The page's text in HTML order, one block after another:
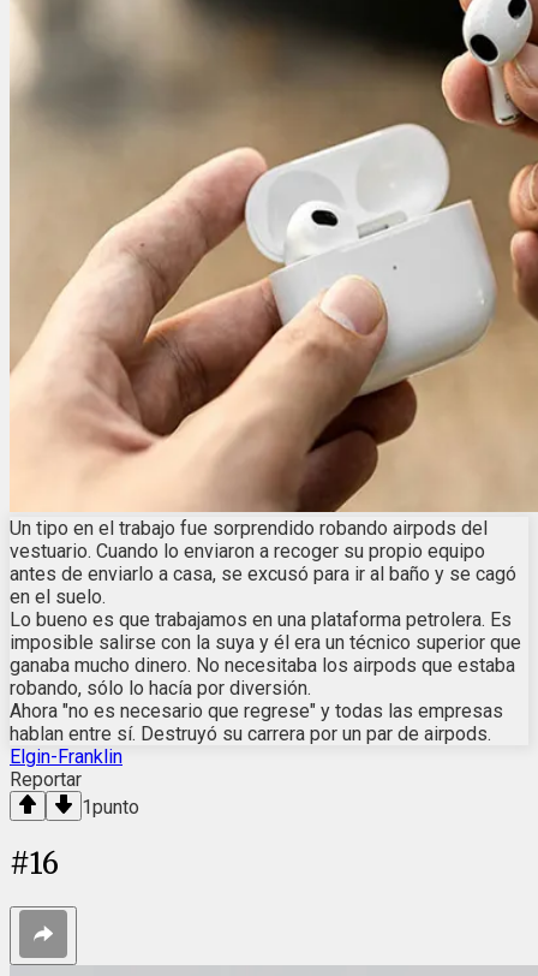
Un tipo en el trabajo fue sorprendido robando airpods del
vestuario. Cuando lo enviaron a recoger su propio equipo
antes de enviarlo a casa, se excusó para ir al baño y se cagó
en el suelo.
Lo bueno es que trabajamos en una plataforma petrolera. Es
imposible salirse con la suya y él era un técnico superior que
ganaba mucho dinero. No necesitaba los airpods que estaba
robando, sólo lo hacía por diversión.
Ahora "no es necesario que regrese" y todas las empresas
hablan entre sí. Destruyó su carrera por un par de airpods.
Elgin-Franklin
Reportar
1punto
#16